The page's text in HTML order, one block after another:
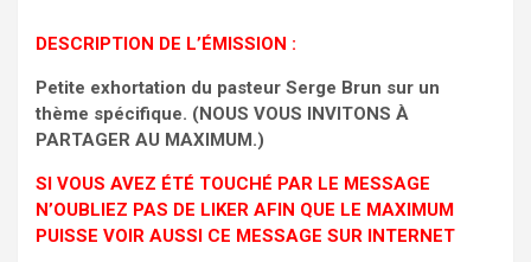
DESCRIPTION DE L’ÉMISSION :
Petite exhortation du pasteur Serge Brun sur un
thème spécifique. (NOUS VOUS INVITONS À
PARTAGER AU MAXIMUM.)
SI VOUS AVEZ ÉTÉ TOUCHÉ PAR LE MESSAGE
N’OUBLIEZ PAS DE LIKER AFIN QUE LE MAXIMUM
PUISSE VOIR AUSSI CE MESSAGE SUR INTERNET